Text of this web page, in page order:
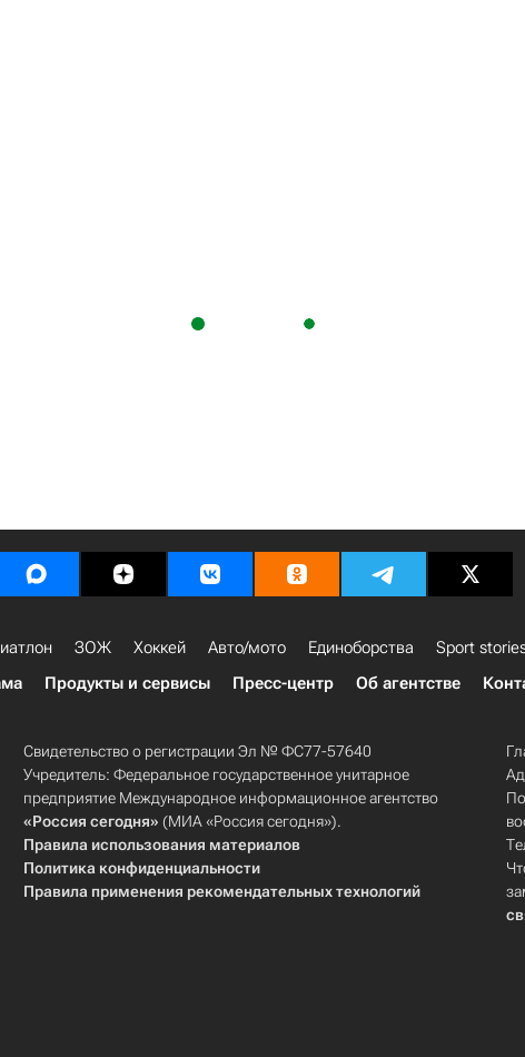
ЗОЖ Хоккей Авто/мото Единоборства Sport
Продукты и сервисы Пресс-центр Об агентстве
Свидетельство о регистрации Эл № ФС77-57640
Учредитель: Федеральное государственное унитарное
предприятие Международное информационное агентство
«Россия сегодня» (МИА «Россия сегодня»).
Правила использования материалов
Политика конфиденциальности
Правила применения рекомендательных технологий